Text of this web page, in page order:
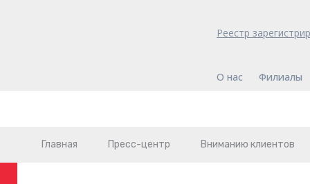
Реестр
О нас Филиалы
Главная Пресс-центр Вниманию клиентов